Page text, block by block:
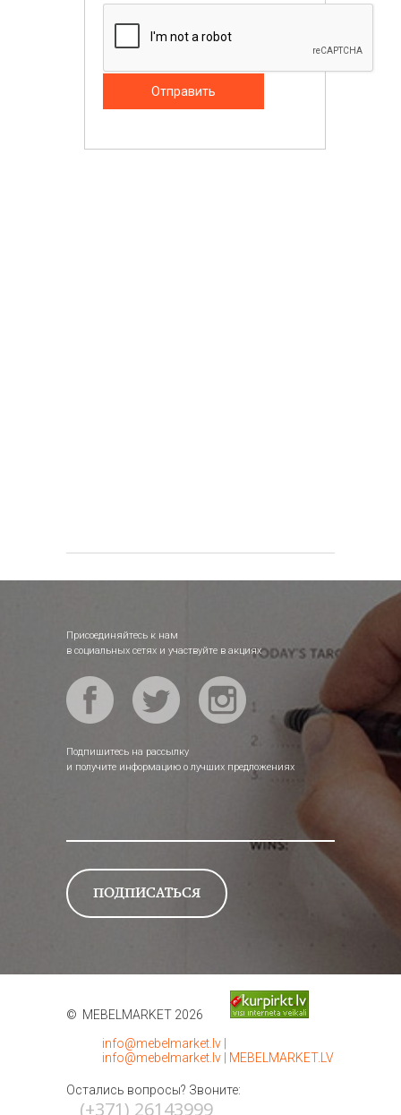
Отправить
Присоединяйтесь к нам
в социальных сетях и участвуйте в акциях
Подпишитесь на рассылку
и получите информацию о лучших предложениях
© MEBELMARKET 2026
info@mebelmarket.lv
info@mebelmarket.lv
MEBELMARKET.LV
Остались вопросы? Звоните:
(+371) 26143999